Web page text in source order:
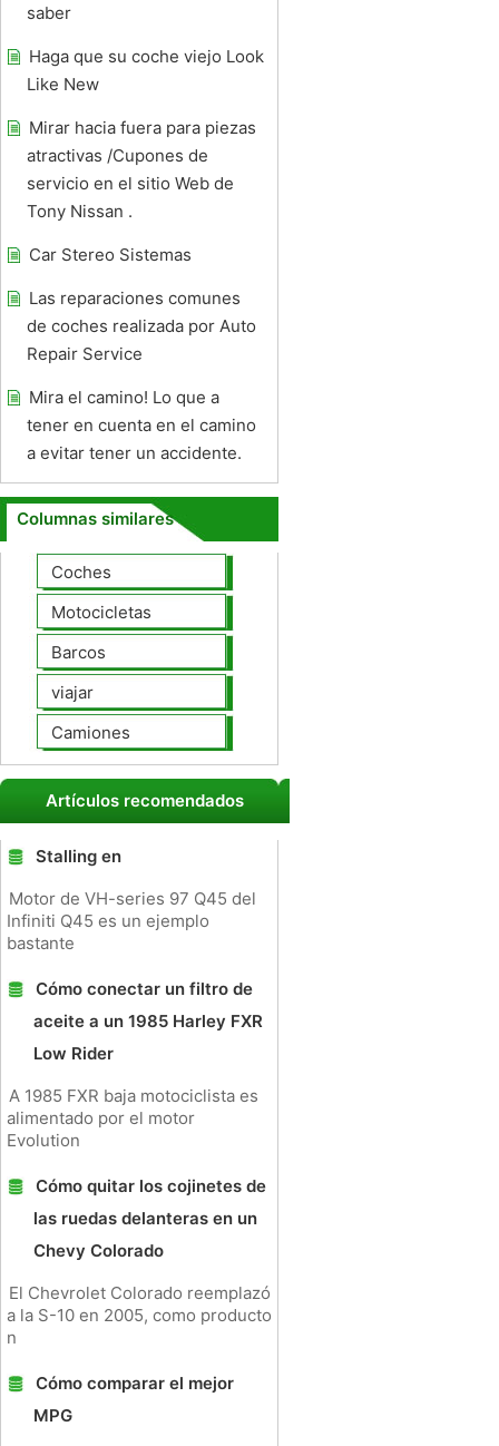
saber
Haga que su coche viejo Look
Like New
Mirar hacia fuera para piezas
atractivas /Cupones de
servicio en el sitio Web de
Tony Nissan .
Car Stereo Sistemas
Las reparaciones comunes
de coches realizada por Auto
Repair Service
Mira el camino! Lo que a
tener en cuenta en el camino
a evitar tener un accidente.
Columnas similares
Coches
Motocicletas
Barcos
viajar
Camiones
Artículos recomendados
Stalling en
Motor de VH-series 97 Q45 del
Infiniti Q45 es un ejemplo
bastante
Cómo conectar un filtro de
aceite a un 1985 Harley FXR
Low Rider
A 1985 FXR baja motociclista es
alimentado por el motor
Evolution
Cómo quitar los cojinetes de
las ruedas delanteras en un
Chevy Colorado
El Chevrolet Colorado reemplazó
a la S-10 en 2005, como producto
n
Cómo comparar el mejor
MPG